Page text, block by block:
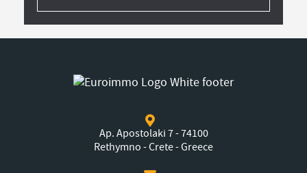
Ap. Apostolaki 7 - 74100
Rethymno - Crete - Greece